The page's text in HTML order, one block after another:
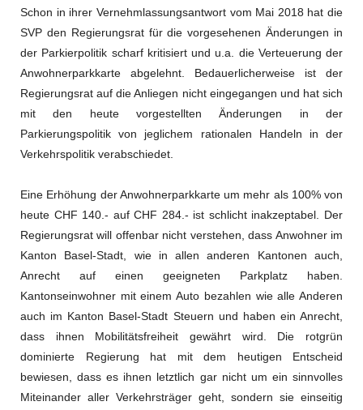
Schon in ihrer Vernehmlassungsantwort vom Mai 2018 hat die
SVP den Regierungsrat für die vorgesehenen Änderungen in
der Parkierpolitik scharf kritisiert und u.a. die Verteuerung der
Anwohnerparkkarte abgelehnt. Bedauerlicherweise ist der
Regierungsrat auf die Anliegen nicht eingegangen und hat sich
mit den heute vorgestellten Änderungen in der
Parkierungspolitik von jeglichem rationalen Handeln in der
Verkehrspolitik verabschiedet.
Eine Erhöhung der Anwohnerparkkarte um mehr als 100% von
heute CHF 140.- auf CHF 284.- ist schlicht inakzeptabel. Der
Regierungsrat will offenbar nicht verstehen, dass Anwohner im
Kanton Basel-Stadt, wie in allen anderen Kantonen auch,
Anrecht auf einen geeigneten Parkplatz haben.
Kantonseinwohner mit einem Auto bezahlen wie alle Anderen
auch im Kanton Basel-Stadt Steuern und haben ein Anrecht,
dass ihnen Mobilitätsfreiheit gewährt wird. Die rotgrün
dominierte Regierung hat mit dem heutigen Entscheid
bewiesen, dass es ihnen letztlich gar nicht um ein sinnvolles
Miteinander aller Verkehrsträger geht, sondern sie einseitig